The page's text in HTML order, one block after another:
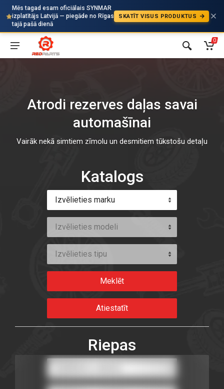
Mēs tagad esam oficiālais SYNMAR
izplatītājs Latvijā — piegāde no Rīgas
tajā pašā dienā
SKATĪT VISUS PRODUKTUS
Auto
0
Atrodi rezerves daļas savai
automašīnai
Vairāk nekā simtiem zīmolu un desmitiem tūkstošu detaļu
Katalogs
Izvēlieties marku
Izvēlieties modeli
Izvēlieties tipu
Riepas